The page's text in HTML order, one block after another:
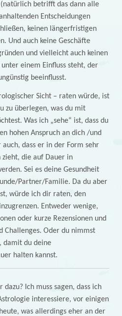
betrifft das dann alle
Entscheidungen
keinen längerfristigen
Und auch keine Geschäfte
und vielleicht auch keinen
einem Einfluss steht, der
beeinflusst.
Sicht – raten würde, ist
zu überlegen, was du mit
Was ich „sehe“ ist, dass du
hohen Anspruch an dich /und
dass er in der Form sehr
zieht, die auf Dauer in
Sei es deine Gesundheit
Partner/Familie. Da du aber
würde ich dir raten, den
Entweder wenige,
oder kurze Rezensionen und
Challenges. Oder du nimmst
damit du deine
halten kannst.
dazu? Ich muss sagen, dass ich
interessiere, vor einigen
was allerdings eher an der